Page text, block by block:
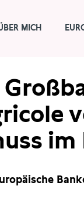
MICH
im